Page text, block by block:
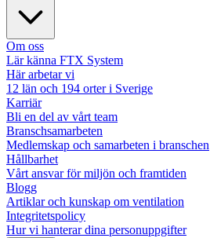
Om oss
Lär känna FTX System
Här arbetar vi
12 län och 194 orter i Sverige
Karriär
Bli en del av vårt team
Branschsamarbeten
Medlemskap och samarbeten i branschen
Hållbarhet
Vårt ansvar för miljön och framtiden
Blogg
Artiklar och kunskap om ventilation
Integritetspolicy
Hur vi hanterar dina personuppgifter